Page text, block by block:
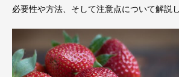
必要性や方法、そして注意点について解説し